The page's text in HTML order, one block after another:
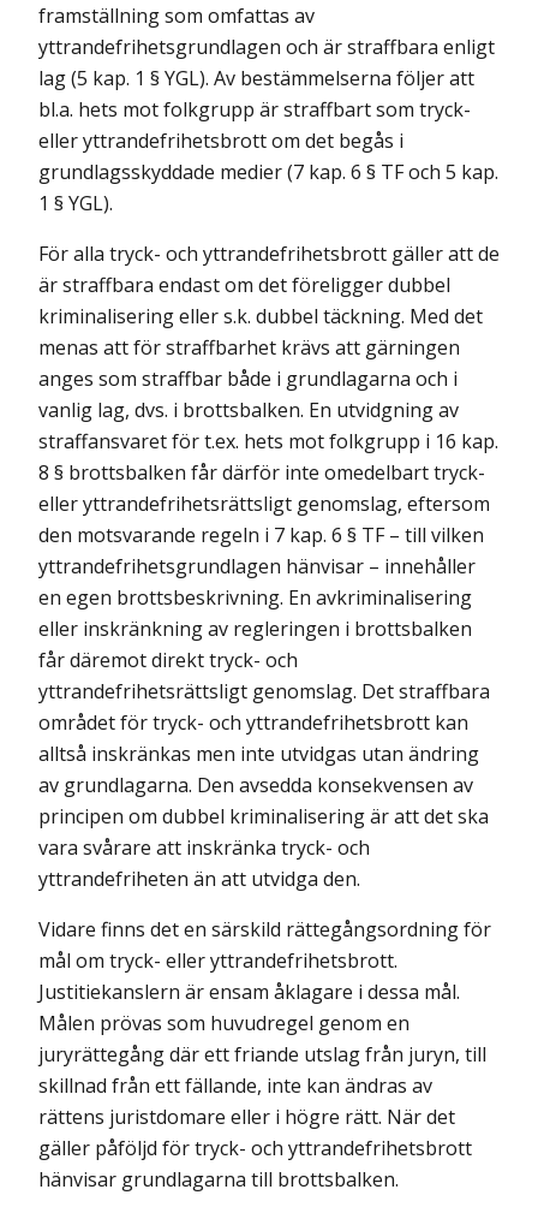
framställning som omfattas av
yttrandefrihetsgrundlagen och är straffbara enligt
lag (5 kap. 1 § YGL). Av bestämmelserna följer att
bl.a. hets mot folkgrupp är straffbart som tryck-
eller yttrandefrihetsbrott om det begås i
grundlagsskyddade medier (7 kap. 6 § TF och 5 kap.
1 § YGL).
För alla tryck- och yttrandefrihetsbrott gäller att de
är straffbara endast om det föreligger dubbel
kriminalisering eller s.k. dubbel täckning. Med det
menas att för straffbarhet krävs att gärningen
anges som straffbar både i grundlagarna och i
vanlig lag, dvs. i brottsbalken. En utvidgning av
straffansvaret för t.ex. hets mot folkgrupp i 16 kap.
8 § brottsbalken får därför inte omedelbart tryck-
eller yttrandefrihetsrättsligt genomslag, eftersom
den motsvarande regeln i 7 kap. 6 § TF – till vilken
yttrandefrihetsgrundlagen hänvisar – innehåller
en egen brottsbeskrivning. En avkriminalisering
eller inskränkning av regleringen i brottsbalken
får däremot direkt tryck- och
yttrandefrihetsrättsligt genomslag. Det straffbara
området för tryck- och yttrandefrihetsbrott kan
alltså inskränkas men inte utvidgas utan ändring
av grundlagarna. Den avsedda konsekvensen av
principen om dubbel kriminalisering är att det ska
vara svårare att inskränka tryck- och
yttrandefriheten än att utvidga den.
Vidare finns det en särskild rättegångsordning för
mål om tryck- eller yttrandefrihetsbrott.
Justitiekanslern är ensam åklagare i dessa mål.
Målen prövas som huvudregel genom en
juryrättegång där ett friande utslag från juryn, till
skillnad från ett fällande, inte kan ändras av
rättens juristdomare eller i högre rätt. När det
gäller påföljd för tryck- och yttrandefrihetsbrott
hänvisar grundlagarna till brottsbalken.